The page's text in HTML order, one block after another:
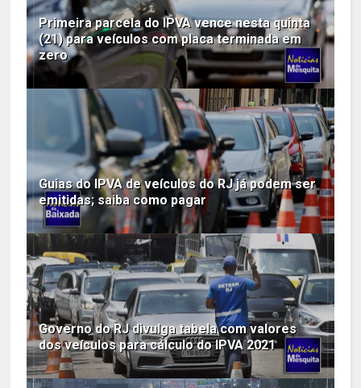
Primeira parcela do IPVA vence nesta quinta
(21) para veículos com placa terminada em
zero
Guias do IPVA de veículos do RJ já podem ser
emitidas; saiba como pagar
Governo do RJ divulga tabela com valores
dos veículos para cálculo do IPVA 2021